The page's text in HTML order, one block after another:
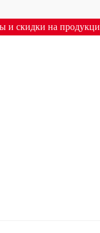
и скидки на